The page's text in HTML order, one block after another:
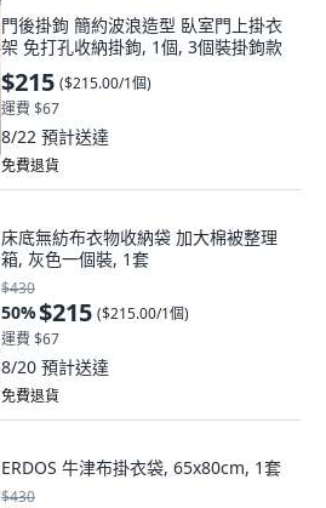
門後掛鉤 簡約波浪造型 臥室門上掛衣
架 免打孔收納掛鉤, 1個, 3個裝掛鉤款
$215 ($215.00/1個)
運費 $67
8/22 預計送達
免費退貨
床底無紡布衣物收納袋 加大棉被整理
箱, 灰色一個裝, 1套
$430
50%$215 ($215.00/1個)
運費 $67
8/20 預計送達
免費退貨
ERDOS 牛津布掛衣袋, 65x80cm, 1套
$430